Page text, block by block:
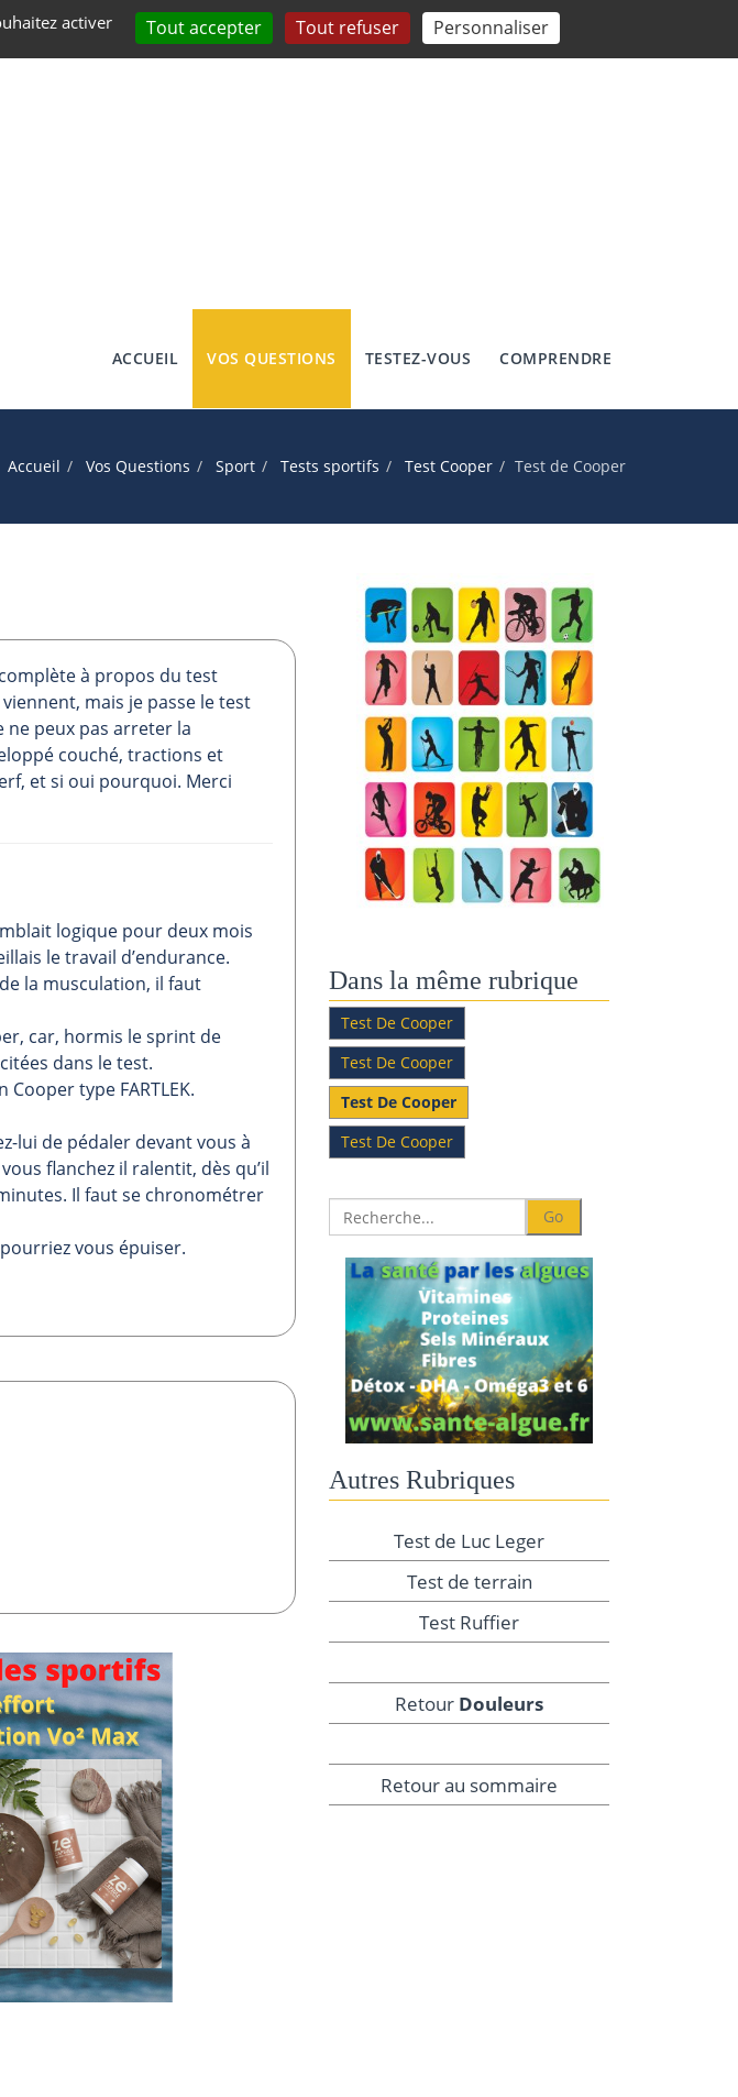
ACCUEIL VOS QUESTIONS TESTEZ-VOUS COMPRENDRE
Accueil Vos Questions Sport Tests sportifs Test Cooper Test de Cooper
à propos du test
mais je passe le test
ne peux pas arreter la
couché, tractions et
et si oui pourquoi. Merci
logique pour deux mois
le travail d’endurance.
la musculation, il faut
car, hormis le sprint de
dans le test.
type FARTLEK.
lui de pédaler devant vous à
flanchez il ralentit, dès qu’il
Il faut se chronométrer
vous épuiser.
Dans la même rubrique
Test De Cooper
Test De Cooper
Test De Cooper
Test De Cooper
Autres Rubriques
Test de Luc Leger
Test de terrain
Test Ruffier
Retour Douleurs
Retour au sommaire
activer Tout accepter Tout refuser Personnaliser